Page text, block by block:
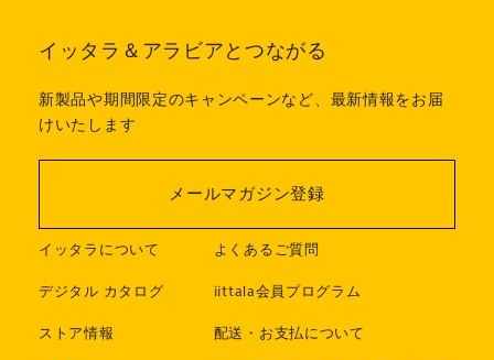
イッタラ＆アラビアとつながる
新製品や期間限定のキャンペーンなど、最新情報をお届
けいたします
メールマガジン登録
イッタラについて
デジタル カタログ
ストア情報
よくあるご質問
iittala会員プログラム
配送・お支払について